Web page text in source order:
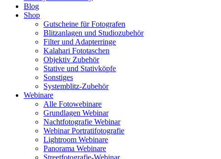
Blog
Shop
Gutscheine für Fotografen
Blitzanlagen und Studiozubehör
Filter und Adapterringe
Kalahari Fototaschen
Objektiv Zubehör
Stative und Stativköpfe
Sonstiges
Systemblitz-Zubehör
Webinare
Alle Fotowebinare
Grundlagen Webinar
Nachtfotografie Webinar
Webinar Portratifotografie
Lightroom Webinare
Panorama Webinare